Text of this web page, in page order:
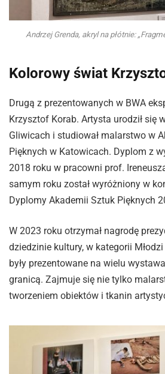
Andrzej Grenda, akryl na płótnie:
Kolorowy świat
Drugą z prezentowanych w BWA
Krzysztof Korab. Artysta urodził się
Gliwicach i studiował malarstwo w
Pięknych w Katowicach. Dyplom z
2018 roku w pracowni prof.
samym roku został wyróżniony w
Dyplomy Akademii Sztuk Pięknych
W 2023 roku otrzymał nagrodę
dziedzinie kultury, w kategorii
były prezentowane na wielu
granicą. Zajmuje się nie tylko
tworzeniem obiektów i tkanin